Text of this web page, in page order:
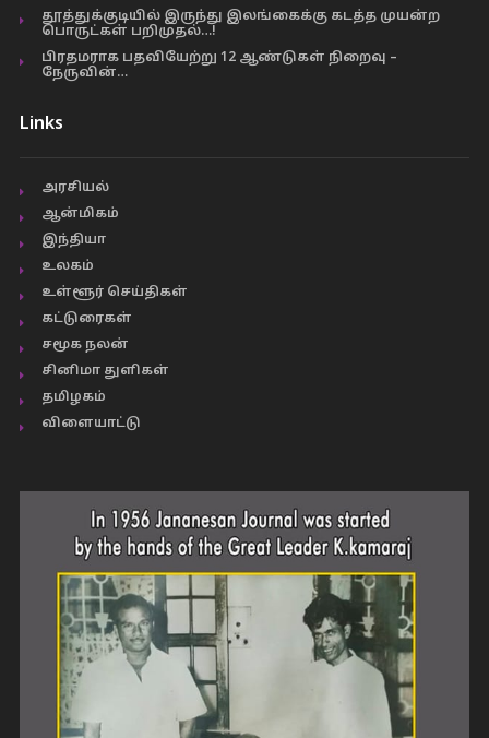
தூத்துக்குடியில் இருந்து இலங்கைக்கு கடத்த முயன்ற
பொருட்கள் பறிமுதல்…!
பிரதமராக பதவியேற்று 12 ஆண்டுகள் நிறைவு –
நேருவின்…
Links
அரசியல்
ஆன்மிகம்
இந்தியா
உலகம்
உள்ளூர் செய்திகள்
கட்டுரைகள்
சமூக நலன்
சினிமா துளிகள்
தமிழகம்
விளையாட்டு